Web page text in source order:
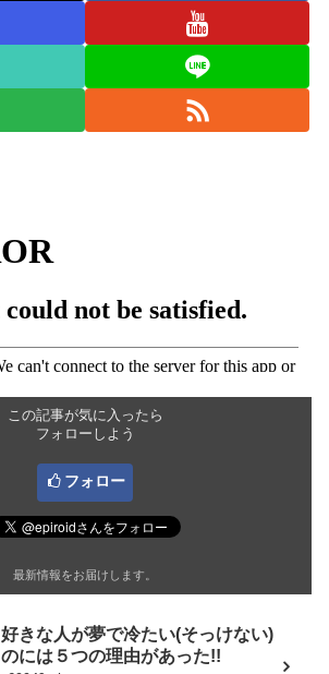
この記事が気に入ったら
フォローしよう
フォロー
最新情報をお届けします。
好きな人が夢で冷たい(そっけない)
のには５つの理由があった!!